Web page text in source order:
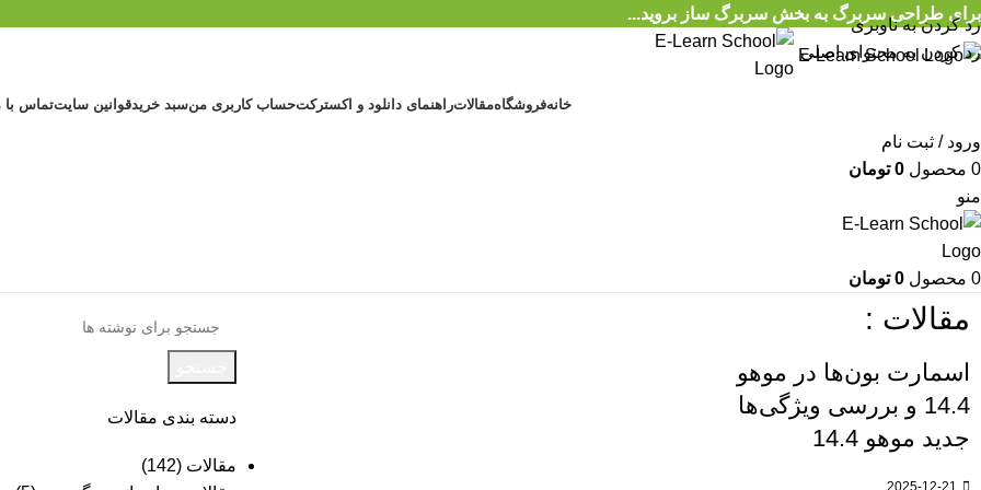
رد کردن به ناوبری
رد کردن به محتوای اصلی
برای طراحی سربرگ به بخش سربرگ ساز بروید...
خانهفروشگاهمقالاتراهنمای دانلود و اکسترکتحساب کاربری منسبد خریدقوانین سایتتماس با
ورود / ثبت نام
0 محصول 0 تومان
منو
0 محصول 0 تومان
مقالات :
اسمارت بون‌ها در موهو
14.4 و بررسی ویژگی‌ها
جدید موهو 14.4
دسته بندی مقالات
مقالات (142)